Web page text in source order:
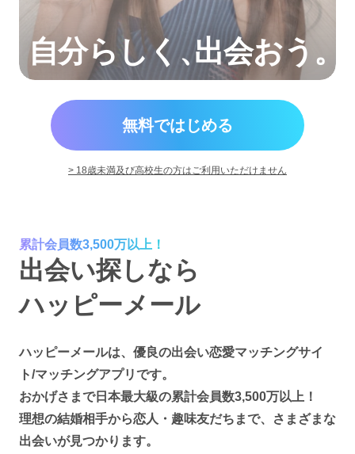
自分らしく、出会おう。
無料ではじめる
> 18歳未満及び高校生の方はご利用いただけません
累計会員数3,500万以上！
出会い探しなら
ハッピーメール
ハッピーメールは、優良の出会い恋愛マッチングサイ
ト/マッチングアプリです。
おかげさまで日本最大級の累計会員数3,500万以上！
理想の結婚相手から恋人・趣味友だちまで、さまざまな
出会いが見つかります。